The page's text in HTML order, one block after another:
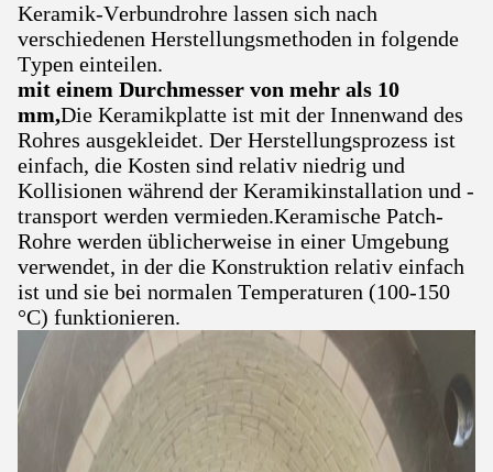
Keramik-Verbundrohre lassen sich nach
verschiedenen Herstellungsmethoden in folgende
Typen einteilen.
mit einem Durchmesser von mehr als 10
mm,Die Keramikplatte ist mit der Innenwand des
Rohres ausgekleidet. Der Herstellungsprozess ist
einfach, die Kosten sind relativ niedrig und
Kollisionen während der Keramikinstallation und -
transport werden vermieden.Keramische Patch-
Rohre werden üblicherweise in einer Umgebung
verwendet, in der die Konstruktion relativ einfach
ist und sie bei normalen Temperaturen (100-150
°C) funktionieren.